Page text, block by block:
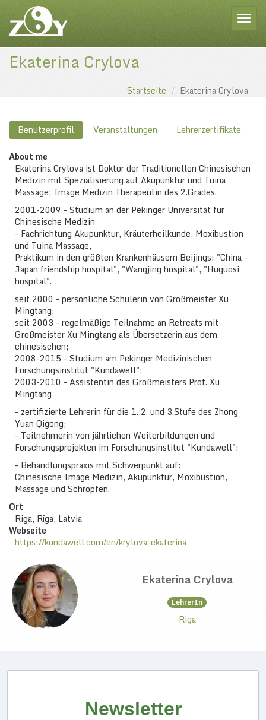
Ekaterina Crylova
Startseite Ekaterina Crylova
Benutzerprofil Veranstaltungen
Lehrerzertifikate
About me
Ekaterina Crylova ist Doktor der Traditionellen Chinesischen
Medizin mit Spezialisierung auf Akupunktur und Tuina
Massage; Image Medizin Therapeutin des 2.Grades.
2001-2009 - Studium an der Pekinger Universität für
Chinesische Medizin
- Fachrichtung Akupunktur, Kräuterheilkunde, Moxibustion
und Tuina Massage,
Praktikum in den größten Krankenhäusern Beijings: "China -
Japan friendship hospital", "Wangjing hospital", "Huguosi
hospital".
seit 2000 - persönliche Schülerin von Großmeister Xu
Mingtang;
seit 2003 - regelmäßige Teilnahme an Retreats mit
Großmeister Xu Mingtang als Übersetzerin aus dem
chinesischen;
2008-2015 - Studium am Pekinger Medizinischen
Forschungsinstitut "Kundawell";
2003-2010 - Assistentin des Großmeisters Prof. Xu
Mingtang
- zertifizierte Lehrerin für die 1.,2. und 3.Stufe des Zhong
Yuan Qigong;
- Teilnehmerin von jährlichen Weiterbildungen und
Forschungsprojekten im Forschungsinstitut "Kundawell";
- Behandlungspraxis mit Schwerpunkt auf:
Chinesische Image Medizin, Akupunktur, Moxibustion,
Massage und Schröpfen.
Ort
Riga, Rīga, Latvia
Webseite
https://kundawell.com/en/krylova-ekaterina
Ekaterina Crylova
LehrerIn
Riga
Newsletter